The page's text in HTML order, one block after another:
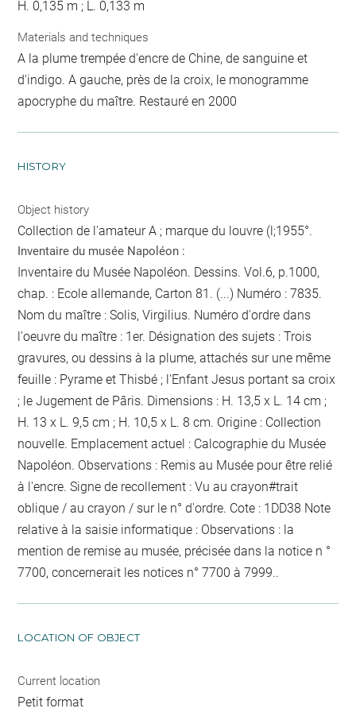
H. 0,135 m ; L. 0,133 m
Materials and techniques
A la plume trempée d'encre de Chine, de sanguine et
d'indigo. A gauche, près de la croix, le monogramme
apocryphe du maître. Restauré en 2000
HISTORY
Object history
Collection de l'amateur A ; marque du louvre (l;1955°.
Inventaire du musée Napoléon :
Inventaire du Musée Napoléon. Dessins. Vol.6, p.1000,
chap. : Ecole allemande, Carton 81. (...) Numéro : 7835.
Nom du maître : Solis, Virgilius. Numéro d'ordre dans
l'oeuvre du maître : 1er. Désignation des sujets : Trois
gravures, ou dessins à la plume, attachés sur une même
feuille : Pyrame et Thisbé ; l'Enfant Jesus portant sa croix
; le Jugement de Pâris. Dimensions : H. 13,5 x L. 14 cm ;
H. 13 x L. 9,5 cm ; H. 10,5 x L. 8 cm. Origine : Collection
nouvelle. Emplacement actuel : Calcographie du Musée
Napoléon. Observations : Remis au Musée pour être relié
à l'encre. Signe de recollement :Vu au crayon#trait
oblique / au crayon / sur le n° d'ordre. Cote : 1DD38 Note
relative à la saisie informatique : Observations : la
mention de remise au musée, précisée dans la notice n °
7700, concernerait les notices n° 7700 à 7999..
LOCATION OF OBJECT
Current location
Petit format